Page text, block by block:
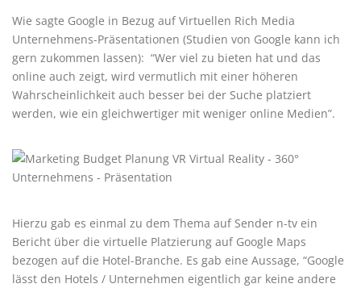
Wie sagte Google in Bezug auf Virtuellen Rich Media
Unternehmens-Präsentationen (Studien von Google kann ich
gern zukommen lassen): “Wer viel zu bieten hat und das
online auch zeigt, wird vermutlich mit einer höheren
Wahrscheinlichkeit auch besser bei der Suche platziert
werden, wie ein gleichwertiger mit weniger online Medien”.
Hierzu gab es einmal zu dem Thema auf Sender n-tv ein
Bericht über die virtuelle Platzierung auf Google Maps
bezogen auf die Hotel-Branche. Es gab eine Aussage, “Google
lässt den Hotels / Unternehmen eigentlich gar keine andere